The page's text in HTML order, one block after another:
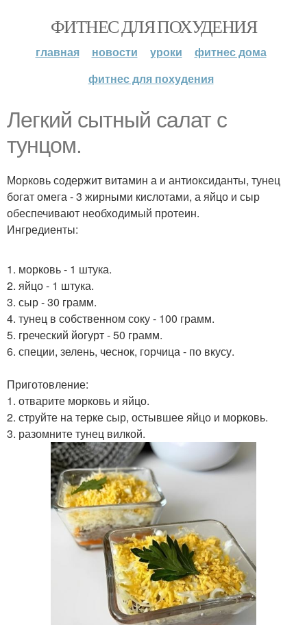
ФИТНЕС ДЛЯ ПОХУДЕНИЯ
главная новости уроки
фитнес дома
фитнес для похудения
Легкий сытный салат с
тунцом.
Морковь содержит витамин а и антиоксиданты, тунец
богат омега - 3 жирными кислотами, а яйцо и сыр
обеспечивают необходимый протеин.
Ингредиенты:
1. морковь - 1 штука.
2. яйцо - 1 штука.
3. сыр - 30 грамм.
4. тунец в собственном соку - 100 грамм.
5. греческий йогурт - 50 грамм.
6. специи, зелень, чеснок, горчица - по вкусу.
Приготовление:
1. отварите морковь и яйцо.
2. струйте на терке сыр, остывшее яйцо и морковь.
3. разомните тунец вилкой.